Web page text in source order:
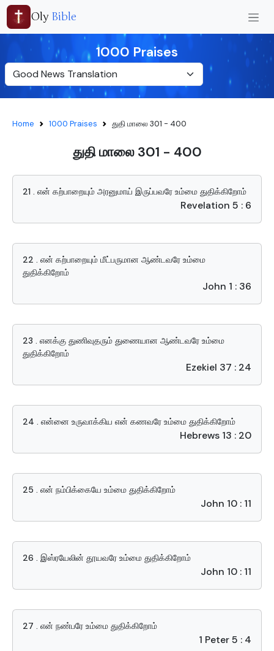
Oly Bible
1000 Praises
Home 1000 Praises துதி மாலை 301 - 400
துதி மாலை 301 - 400
21 . என் கற்பாறையும் அரனுமாய் இருப்பவரே உம்மை துதிக்கிறோம்
Revelation 5 : 6
22 . என் கற்பாறையும் மீட்பருமான ஆண்டவரே உம்மை
துதிக்கிறோம்
John 1 : 36
23 . எனக்கு துணிவுதரும் துணையான ஆண்டவரே உம்மை
துதிக்கிறோம்
Ezekiel 37 : 24
24 . என்னை உருவாக்கிய என் கணவரே உம்மை துதிக்கிறோம்
Hebrews 13 : 20
25 . என் நம்பிக்கையே உம்மை துதிக்கிறோம்
John 10 : 11
26 . இஸ்ரயேலின் தூயவரே உம்மை துதிக்கிறோம்
John 10 : 11
27 . என் நண்பரே உம்மை துதிக்கிறோம்
1 Peter 5 : 4